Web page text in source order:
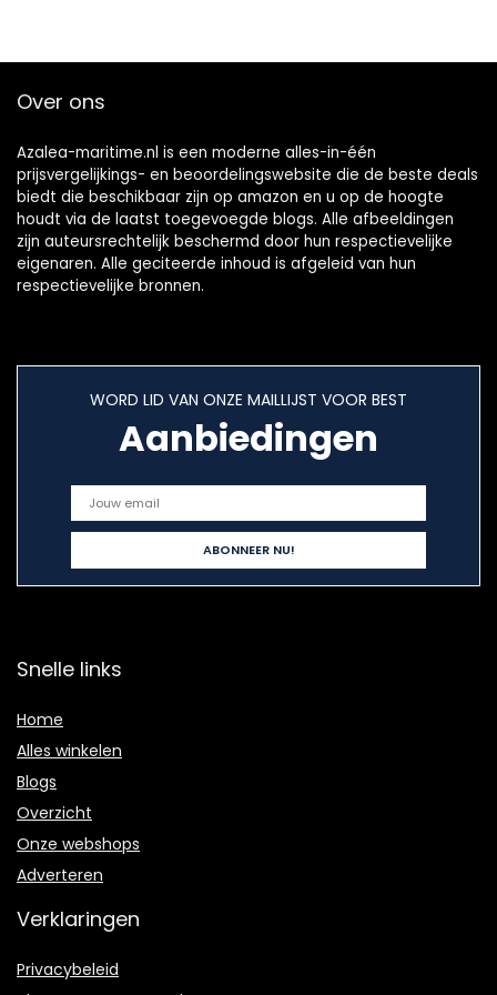
Over ons
Azalea-maritime.nl is een moderne alles-in-één
prijsvergelijkings- en beoordelingswebsite die de beste deals
biedt die beschikbaar zijn op amazon en u op de hoogte
houdt via de laatst toegevoegde blogs. Alle afbeeldingen
zijn auteursrechtelijk beschermd door hun respectievelijke
eigenaren. Alle geciteerde inhoud is afgeleid van hun
respectievelijke bronnen.
WORD LID VAN ONZE MAILLIJST VOOR BEST
Aanbiedingen
Snelle links
Home
Alles winkelen
Blogs
Overzicht
Onze webshops
Adverteren
Verklaringen
Privacybeleid